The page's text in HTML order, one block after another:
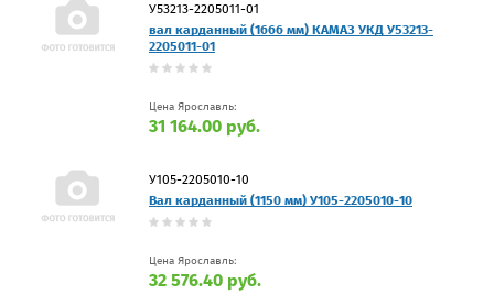
У53213-2205011-01
вал карданный (1666 мм) КАМАЗ УКД У53213-
2205011-01
Цена Ярославль:
31 164.00 руб.
У105-2205010-10
Вал карданный (1150 мм) У105-2205010-10
Цена Ярославль:
32 576.40 руб.